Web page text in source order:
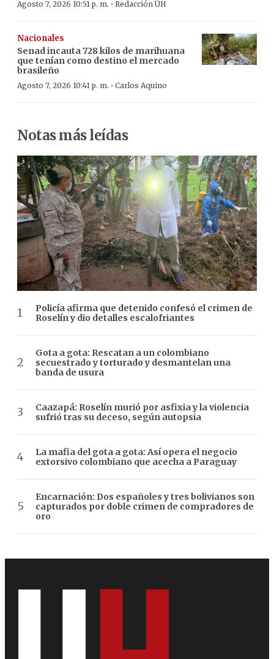
Agosto 7, 2026 10:51 p. m. · Redacción ÚH
Nacionales
Senad incauta 728 kilos de marihuana
que tenían como destino el mercado
brasileño
Agosto 7, 2026 10:41 p. m. · Carlos Aquino
Notas más leídas
Policía afirma que detenido confesó el crimen de
Roselín y dio detalles escalofriantes
Gota a gota: Rescatan a un colombiano
secuestrado y torturado y desmantelan una
banda de usura
Caazapá: Roselín murió por asfixia y la violencia
sufrió tras su deceso, según autopsia
La mafia del gota a gota: Así opera el negocio
extorsivo colombiano que acecha a Paraguay
Encarnación: Dos españoles y tres bolivianos son
capturados por doble crimen de compradores de
oro